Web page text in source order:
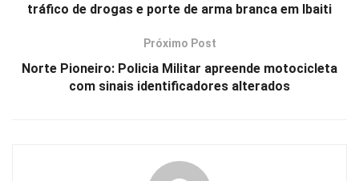
tráfico de drogas e porte de arma branca em Ibaiti
Próximo Post
Norte Pioneiro: Policia Militar apreende motocicleta
com sinais identificadores alterados